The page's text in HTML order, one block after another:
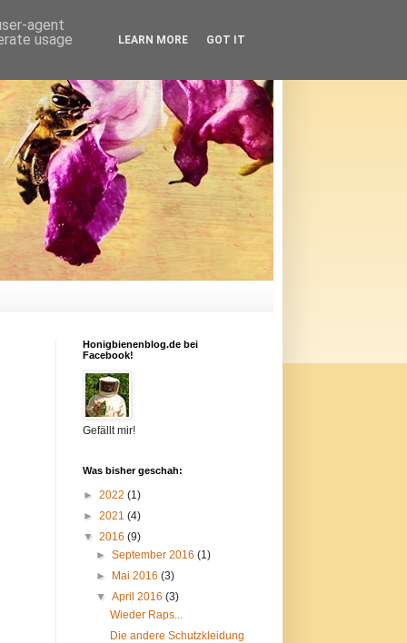
Honigbienenblog.de bei
Facebook!
Gefällt mir!
Was bisher geschah:
► 2022 (1)
► 2021 (4)
▼ 2016 (9)
►September 2016(1)
► Mai 2016(3)
▼April 2016(3)
Wieder Raps...
Die andere Schutzkleidung
agent
usage
LEARN MORE GOT IT